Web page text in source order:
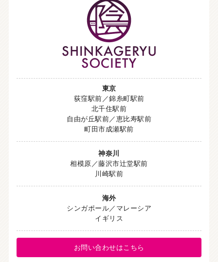
東京
荻窪駅前／錦糸町駅前
北千住駅前
自由が丘駅前／恵比寿駅前
町田市成瀬駅前
神奈川
相模原／藤沢市辻堂駅前
川崎駅前
海外
シンガポール／マレーシア
イギリス
お問い合わせはこちら